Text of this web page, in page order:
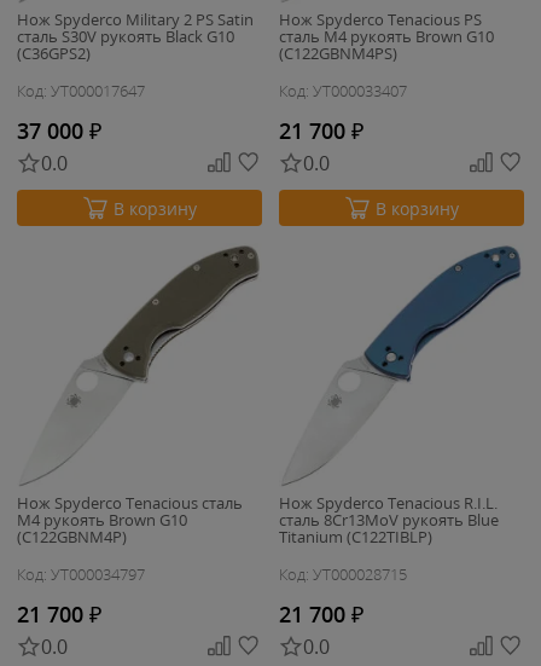
Нож Spyderco Military 2 PS Satin
сталь S30V рукоять Black G10
(C36GPS2)
Код: УТ000017647
37 000 ₽
0.0
В корзину
Нож Spyderco Tenacious PS
сталь M4 рукоять Brown G10
(C122GBNM4PS)
Код: УТ000033407
21 700 ₽
0.0
В корзину
Нож Spyderco Tenacious сталь
M4 рукоять Brown G10
(C122GBNM4P)
Код: УТ000034797
21 700 ₽
0.0
Нож Spyderco Tenacious R.I.L.
сталь 8Cr13MoV рукоять Blue
Titanium (C122TIBLP)
Код: УТ000028715
21 700 ₽
0.0